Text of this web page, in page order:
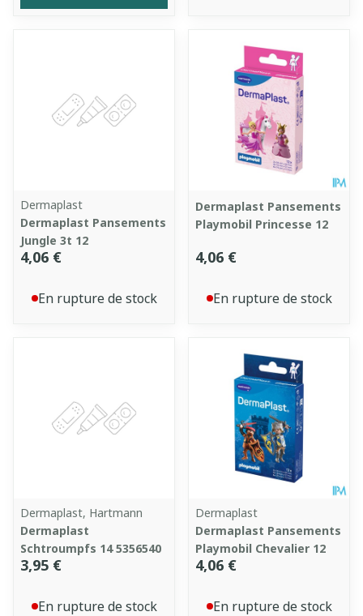
Dermaplast
Dermaplast Pansements
Jungle 3t 12
4,06 €
En rupture de stock
Dermaplast Pansements
Playmobil Princesse 12
4,06 €
En rupture de stock
Dermaplast, Hartmann
Dermaplast
Schtroumpfs 14 5356540
3,95 €
En rupture de stock
Dermaplast
Dermaplast Pansements
Playmobil Chevalier 12
4,06 €
En rupture de stock